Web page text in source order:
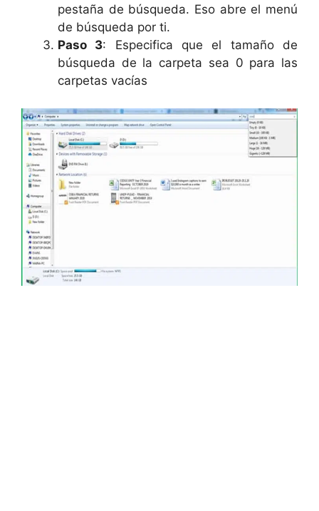
pestaña de búsqueda. Eso abre el menú
de búsqueda por ti.
Paso 3: Especifica que el tamaño de
búsqueda de la carpeta sea 0 para las
carpetas vacías